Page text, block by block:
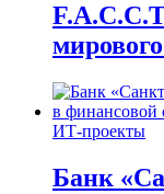
ИТ-проекты
Банк